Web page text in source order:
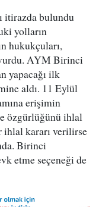
itirazda bulundu
yolların
hukukçuları,
AYM Birinci
yapacağı ilk
aldı. 11 Eylül
erişimin
özgürlüğünü ihlal
kararı verilirse
Birinci
etme seçeneği de